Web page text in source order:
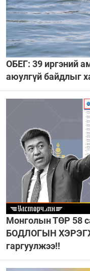
ОБЕГ: 39 иргэний
аюулгүй байдлыг
Монголын ТӨР 58
БОДЛОГЫН
гаргуулжээ!!